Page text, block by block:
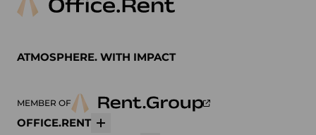
ATMOSPHERE. WITH IMPACT
MEMBER OF
OFFICE.RENT